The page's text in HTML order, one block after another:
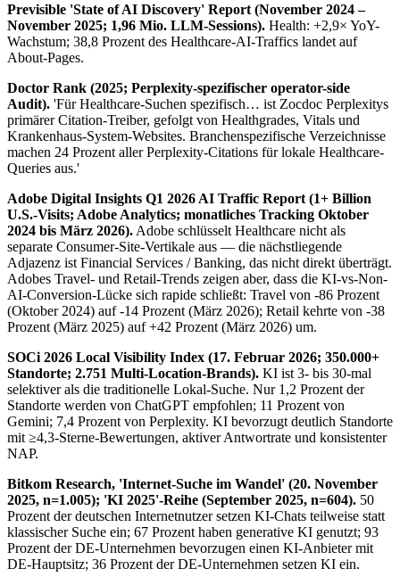
Previsible 'State of AI Discovery' Report (November 2024 –
November 2025; 1,96 Mio. LLM-Sessions). Health: +2,9× YoY-
Wachstum; 38,8 Prozent des Healthcare-AI-Traffics landet auf
About-Pages.
Doctor Rank (2025; Perplexity-spezifischer operator-side
Audit). 'Für Healthcare-Suchen spezifisch… ist Zocdoc Perplexitys
primärer Citation-Treiber, gefolgt von Healthgrades, Vitals und
Krankenhaus-System-Websites. Branchenspezifische Verzeichnisse
machen 24 Prozent aller Perplexity-Citations für lokale Healthcare-
Queries aus.'
Adobe Digital Insights Q1 2026 AI Traffic Report (1+ Billion
U.S.-Visits; Adobe Analytics; monatliches Tracking Oktober
2024 bis März 2026). Adobe schlüsselt Healthcare nicht als
separate Consumer-Site-Vertikale aus — die nächstliegende
Adjazenz ist Financial Services / Banking, das nicht direkt überträgt.
Adobes Travel- und Retail-Trends zeigen aber, dass die KI-vs-Non-
AI-Conversion-Lücke sich rapide schließt: Travel von -86 Prozent
(Oktober 2024) auf -14 Prozent (März 2026); Retail kehrte von -38
Prozent (März 2025) auf +42 Prozent (März 2026) um.
SOCi 2026 Local Visibility Index (17. Februar 2026; 350.000+
Standorte; 2.751 Multi-Location-Brands). KI ist 3- bis 30-mal
selektiver als die traditionelle Lokal-Suche. Nur 1,2 Prozent der
Standorte werden von ChatGPT empfohlen; 11 Prozent von
Gemini; 7,4 Prozent von Perplexity. KI bevorzugt deutlich Standorte
mit ≥4,3-Sterne-Bewertungen, aktiver Antwortrate und konsistenter
NAP.
Bitkom Research, 'Internet-Suche im Wandel' (20. November
2025, n=1.005); 'KI 2025'-Reihe (September 2025, n=604). 50
Prozent der deutschen Internetnutzer setzen KI-Chats teilweise statt
klassischer Suche ein; 67 Prozent haben generative KI genutzt; 93
Prozent der DE-Unternehmen bevorzugen einen KI-Anbieter mit
DE-Hauptsitz; 36 Prozent der DE-Unternehmen setzen KI ein.